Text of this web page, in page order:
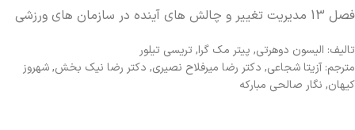
فصل 13 مدیریت تغییر و چالش های آینده در سازمان های ورزشی
تالیف: الیسون دوهرتی, پیتر مک گرا, تریسی تیلور
مترجم: آزیتا شجاعی, دکتر رضا میرفلاح نصیری, دکتر رضا نیک بخش, شهروز
کیهان, نگار صالحی مبارکه